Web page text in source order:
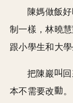
陳媽做飯
制一樣，林曉
跟小學生和大學
把陳巖
本不需要改
。